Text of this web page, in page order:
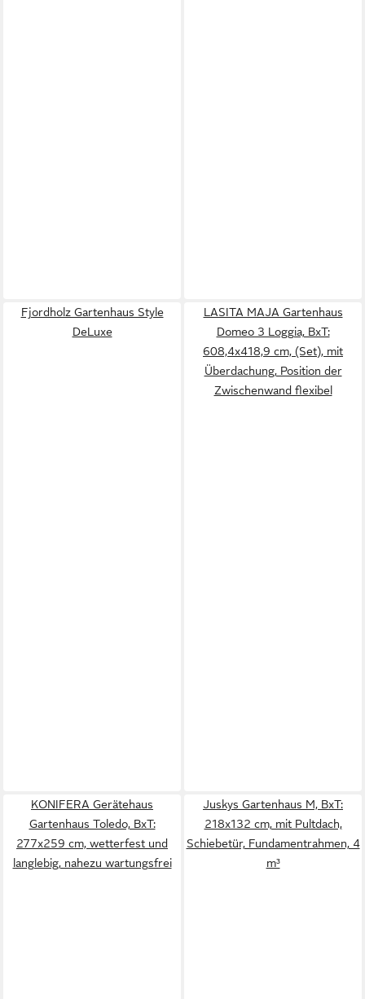
Fjordholz Gartenhaus Style
DeLuxe
LASITA MAJA Gartenhaus
Domeo 3 Loggia, BxT:
608,4x418,9 cm, (Set), mit
Überdachung, Position der
Zwischenwand flexibel
KONIFERA Gerätehaus
Gartenhaus Toledo, BxT:
277x259 cm, wetterfest und
langlebig, nahezu wartungsfrei
Juskys Gartenhaus M, BxT:
218x132 cm, mit Pultdach,
Schiebetür, Fundamentrahmen, 4
m³